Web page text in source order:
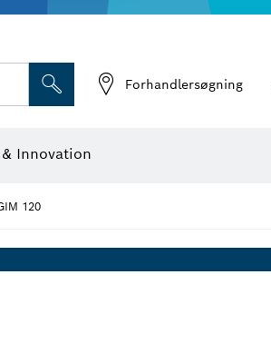
Forhandlersøgning
Innovation
120